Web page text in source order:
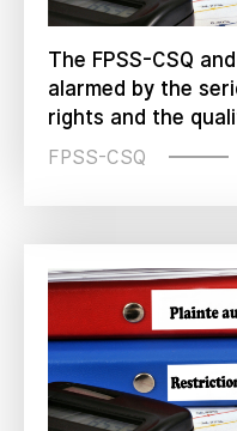
The FPSS-CSQ
alarmed by the
rights and the
FPSS-CSQ